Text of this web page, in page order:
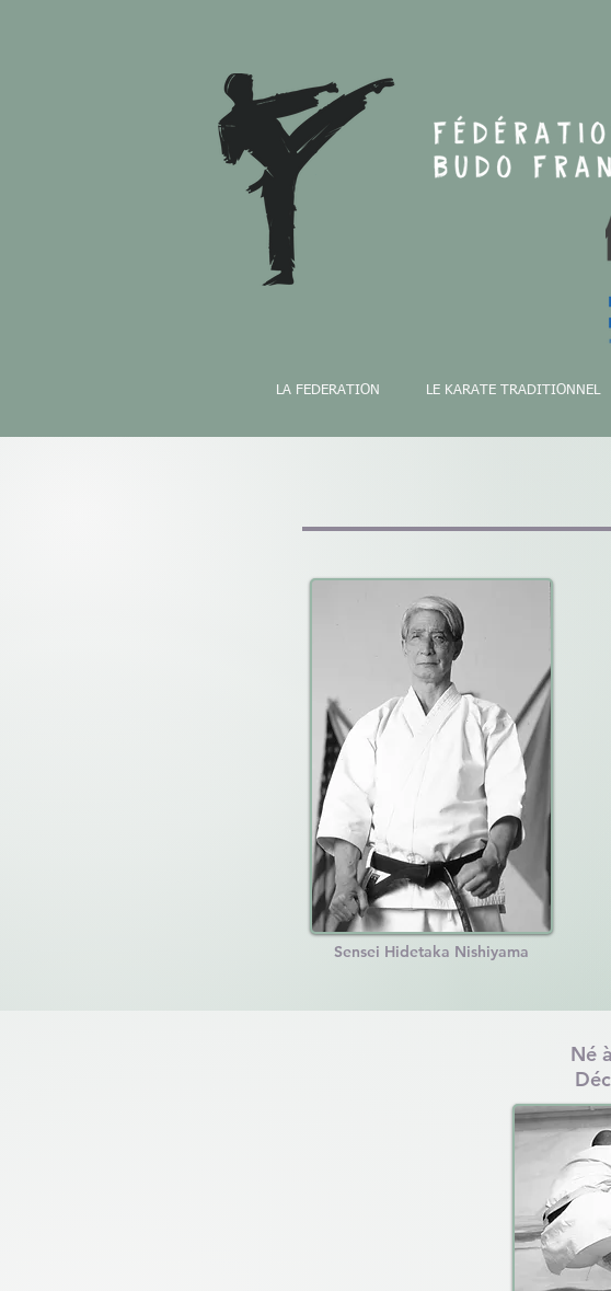
LA FEDERATION LE KARATE TRADITIONNEL
Sensei Hidetaka Nishiyama
Né